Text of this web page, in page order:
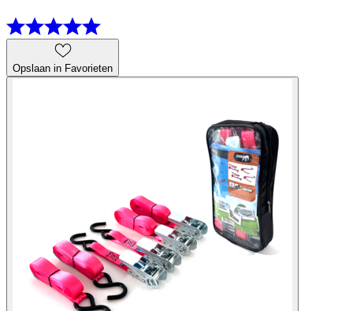
Opslaan in Favorieten